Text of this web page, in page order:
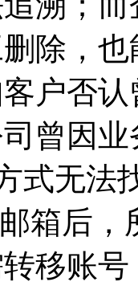
除，
户否
曾因
式无法
箱后
移账